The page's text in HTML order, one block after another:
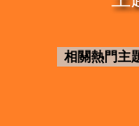
相關熱門主